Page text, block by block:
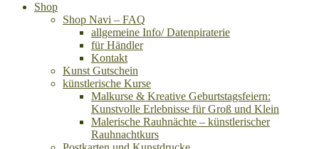
Shop
Shop Navi – FAQ
allgemeine Info/ Datenpiraterie
für Händler
Kontakt
Kunst Gutschein
künstlerische Kurse
Malkurse & Kreative Geburtstagsfeiern:
Kunstvolle Erlebnisse für Groß und Klein
Malerische Rauhnächte – künstlerischer
Rauhnachtkurs